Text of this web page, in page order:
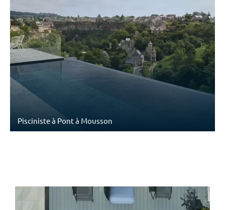
Pisciniste à Pont à Mousson